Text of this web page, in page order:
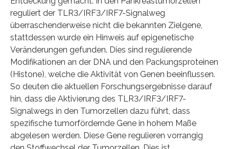
reguliert der TLR3/IRF3/IRF7-Signalweg
überraschenderweise nicht die bekannten Zielgene,
stattdessen wurde ein Hinweis auf epigenetische
Veränderungen gefunden. Dies sind regulierende
Modifikationen an der DNA und den Packungsproteinen
(Histone), welche die Aktivität von Genen beeinflussen.
So deuten die aktuellen Forschungsergebnisse darauf
hin, dass die Aktivierung des TLR3/IRF3/IRF7-
Signalwegs in den Tumorzellen dazu führt, dass
spezifische tumorfördernde Gene in hohem Maße
abgelesen werden. Diese Gene regulieren vorrangig